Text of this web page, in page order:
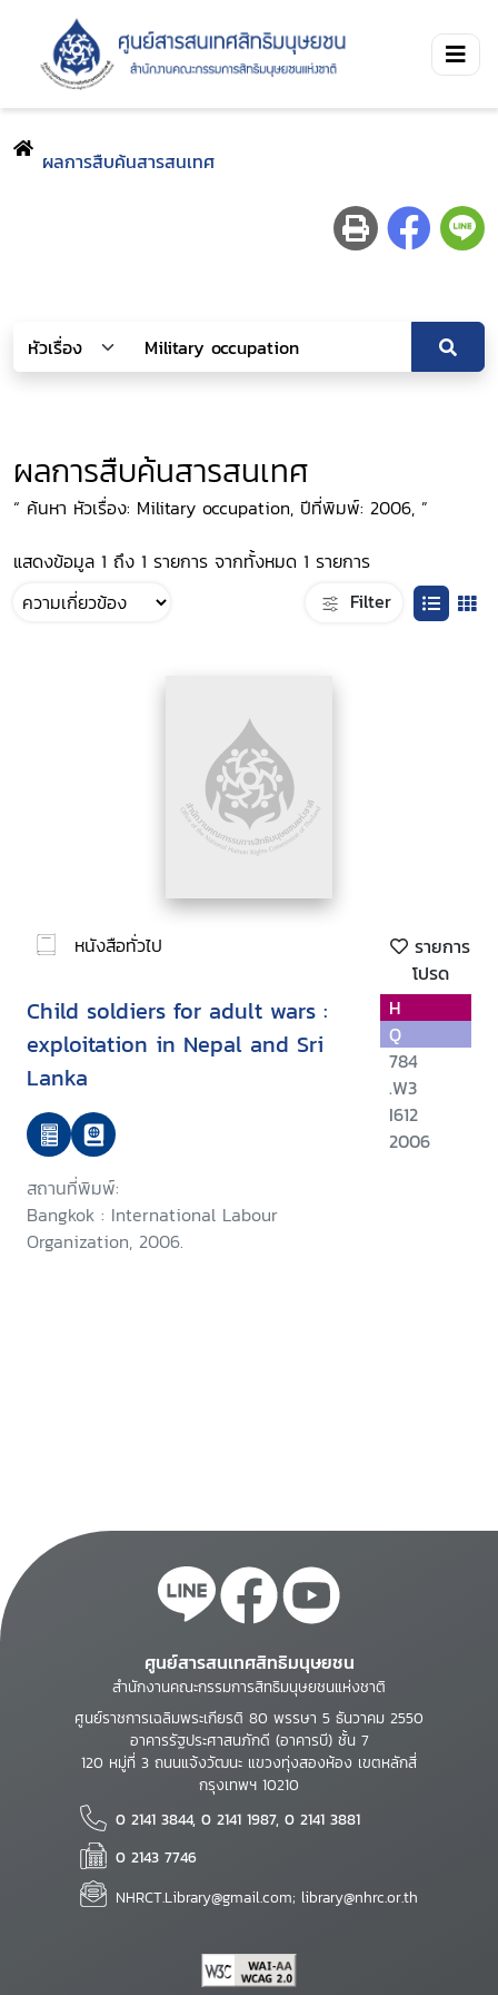
ผลการสืบค้นสารสนเทศ
ผลการสืบค้นสารสนเทศ
“ ค้นหา หัวเรื่อง: Military occupation, ปีที่พิมพ์: 2006, ”
แสดงข้อมูล 1 ถึง 1 รายการ จากทั้งหมด 1 รายการ
Filter
หนังสือทั่วไป
รายการ
โปรด
Child soldiers for adult wars :
exploitation in Nepal and Sri
Lanka
สถานที่พิมพ์:
Bangkok : International Labour
Organization, 2006.
H
Q
784
.W3
I612
2006
ศูนย์สารสนเทศสิทธิมนุษยชน
สำนักงานคณะกรรมการสิทธิมนุษยชนแห่งชาติ
ศูนย์ราชการเฉลิมพระเกียรติ 80 พรรษา 5 ธันวาคม 2550
อาคารรัฐประศาสนภักดี (อาคารบี) ชั้น 7
120 หมู่ที่ 3 ถนนแจ้งวัฒนะ แขวงทุ่งสองห้อง เขตหลักสี่
กรุงเทพฯ 10210
0 2141 3844, 0 2141 1987, 0 2141 3881
0 2143 7746
NHRCT.Library@gmail.com; library@nhrc.or.th